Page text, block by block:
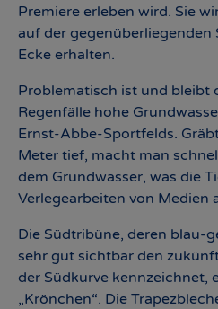
Premiere erleben wird. Sie
auf der gegenüberliegenden
Ecke erhalten.
Problematisch ist und bleibt
Regenfälle hohe
Ernst-Abbe-Sportfelds.
Meter tief, macht man
dem Grundwasser, was die
Verlegearbeiten von Medien
Die Südtribüne, deren blau-
sehr gut sichtbar den
der Südkurve kennzeichnet,
„Krönchen“. Die